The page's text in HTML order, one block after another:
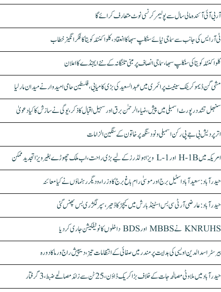
آر بی آئی آئندہ مالی سال سے پولیمر کرنسی نوٹ متعارف کرائے گا
ٹی آر ایس کی جانب سے سماجی نیائے سنکلپ سبھا کا انعقاد، کلواکنٹلہ کویتا کا فکر انگیز خطاب
کلواکنٹلہ کویتا کی سنکلپ سبھا، سماجی انصاف پر مبنی تلنگانہ کے نئے ایجنڈے کا اعلان
مشی گن ڈیموکریٹک سینیٹ پرائمری میں عبدالسعید کی بڑی کامیابی، فلسطین حامی امیدوار نے میدان مار لیا
سنبھل تشدد رپورٹ اسمبلی میں پیش، ضیاء الرحمٰن برق اور سہیل اقبال کا ذکر، یوگی نے سازش کا کیا دعویٰ
اتر پردیش بی جے پی رکن اسمبلی ونود سنگھ پر خاتون کے سنگین الزامات
امریکہ میں H-1B اور L-1 ویزا ہولڈرز کے لیے بڑی راحت، اب ملک چھوڑے بغیر ویزا تجدید ممکن
حیدرآباد: سعیدآباد اسٹیل برج اور موسیٰ رام باغ برج کا وزراء و دیگر رہنماؤں نے کیا معائنہ
حیدرآباد: عارضی آر ٹی سی بس اسٹینڈ بارش میں کیچڑ کا ڈھیر، سپر لگژری بس پھنس گئی
KNRUHS نے MBBS اور BDS داخلوں کا نوٹیفکیشن جاری کر دیا
بیرسٹر اسدالدین اویسی کی ہدایت پر مندر میں صفائی کے انتظامات تیز، دیپیش راج ورما کا دورہ
حیدرآباد میں ملاوٹی مصالحہ جات کے خلاف بڑا کریک ڈاؤن، 25 ٹن سے زائد مصالحے ضبط، 3 گرفتار